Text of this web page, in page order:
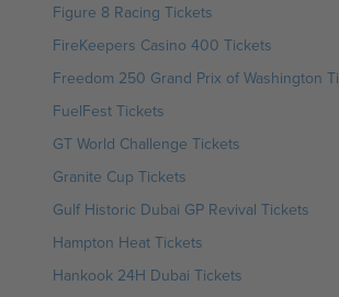
Figure 8 Racing Tickets
FireKeepers Casino 400 Tickets
Freedom 250 Grand Prix of Washington
FuelFest Tickets
GT World Challenge Tickets
Granite Cup Tickets
Gulf Historic Dubai GP Revival Tickets
Hampton Heat Tickets
Hankook 24H Dubai Tickets